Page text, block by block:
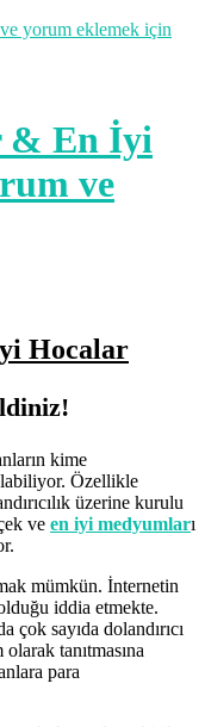
yorum eklemek için
Hocalar
kime
Özellikle
üzerine kurulu
ve en iyi medyumları
mümkün. İnternetin
iddia etmekte.
sayıda dolandırıcı
tanıtmasına
para